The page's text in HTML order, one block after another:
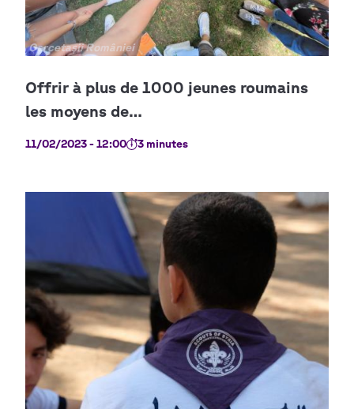
Copyright
Cercetașii României
11/02/2023 - 12:00 3 minutes